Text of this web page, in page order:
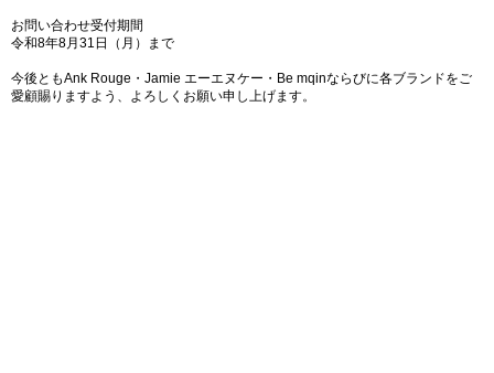
お問い合わせ受付期間
令和8年8月31日（月）まで
今後ともAnk Rouge・Jamie エーエヌケー・Be mqinならびに各ブランドをご
愛顧賜りますよう、よろしくお願い申し上げます。